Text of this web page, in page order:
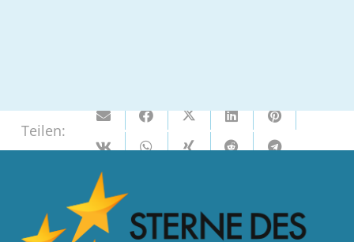
Teilen: